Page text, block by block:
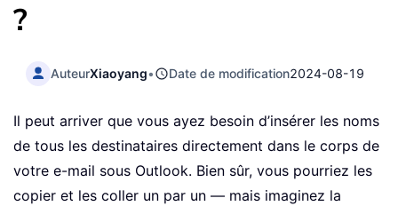
?
AuteurXiaoyang• Date de modification2024-08-19
Il peut arriver que vous ayez besoin d’insérer les noms
de tous les destinataires directement dans le corps de
votre e-mail sous Outlook. Bien sûr, vous pourriez les
copier et les coller un par un — mais imaginez la